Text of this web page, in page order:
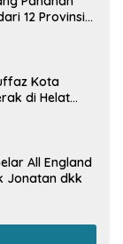
12 Provinsi
Kota
di Helat
All England
Jonatan dkk